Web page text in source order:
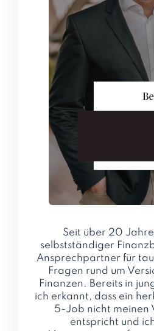
Seit über 20
selbstständiger
Ansprechpartner für
Fragen rund um
Finanzen. Bereits in
ich erkannt, dass ein
5-Job nicht meinen
entspricht und